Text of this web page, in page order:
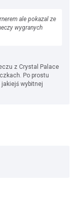
ale pokazal ze
wygranych
z Crystal Palace
Po prostu
wybitnej